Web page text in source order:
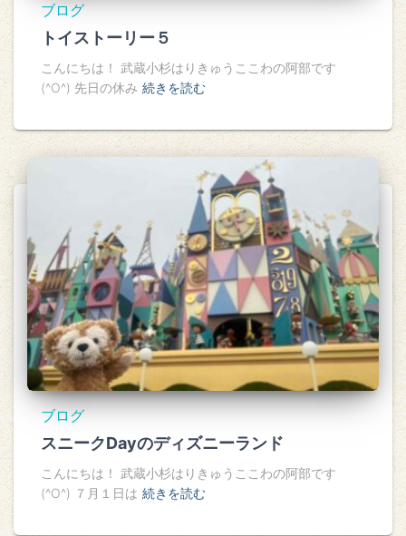
ブログ
トイストーリー５
こんにちは！ 武蔵小杉はりきゅうここわの阿部です
(^O^) 先日の休み 続きを読む
ブログ
スニークDayのディズニーランド
こんにちは！ 武蔵小杉はりきゅうここわの阿部です
(^O^) ７月１日は 続きを読む